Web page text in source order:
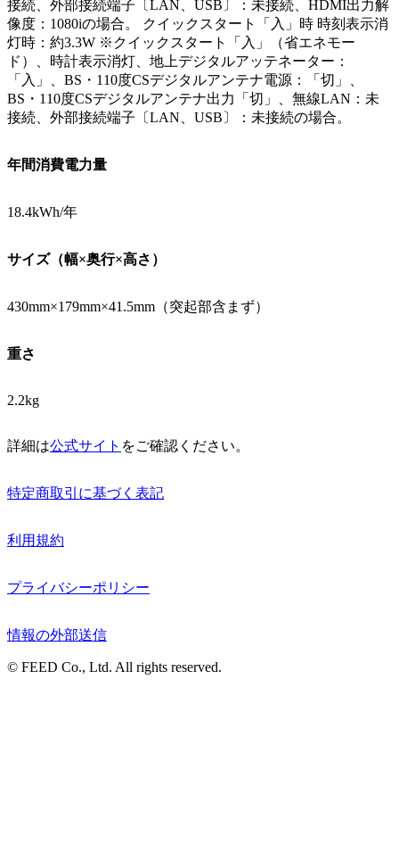
接続、外部接続端子〔LAN、USB〕：未接続、HDMI出力解
像度：1080iの場合。 クイックスタート「入」時 時刻表示消
灯時：約3.3W ※クイックスタート「入」（省エネモー
ド）、時計表示消灯、地上デジタルアッテネーター：
「入」、BS・110度CSデジタルアンテナ電源：「切」、
BS・110度CSデジタルアンテナ出力「切」、無線LAN：未
接続、外部接続端子〔LAN、USB〕：未接続の場合。
年間消費電力量
18.4kWh/年
サイズ（幅×奥行×高さ）
430mm×179mm×41.5mm（突起部含まず）
重さ
2.2kg
詳細は公式サイト をご確認ください。
特定商取引に基づく表記
利用規約
プライバシーポリシー
情報の外部送信
© FEED Co., Ltd. All rights reserved.